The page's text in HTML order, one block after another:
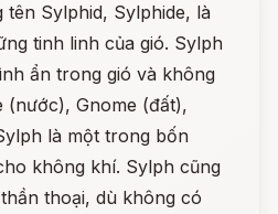
Sylphid, Sylphide, là
tinh linh của gió. Sylph
ẩn trong gió và không
(nước), Gnome (đất),
là một trong bốn
không khí. Sylph cũng
thoại, dù không có